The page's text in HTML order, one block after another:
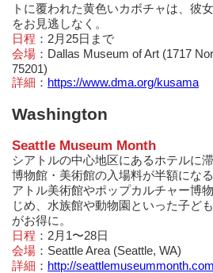
トに覆われた黄色いカボチャは、彼
をお見逃しなく。
日程 ：2月25日まで
会場 ：Dallas Museum of Art (1717
75201)
詳細 ： https://www.dma.org/kusama
Washington
Seattle Museum Month
シアトルの中心地区にあるホテルに
博物館・美術館の入場料が半額にな
アトル美術館やポップカルチャー博
じめ、水族館や動物園といった子ど
がお得に。
日程 ：2月1〜28日
会場 ：Seattle Area (Seattle, WA)
詳細 ： http://seattlemuseummonth.com